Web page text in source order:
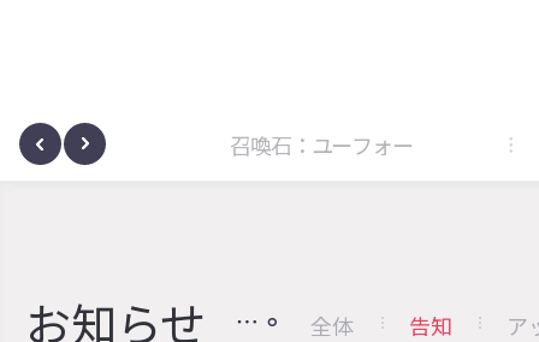
サノヴァ 召喚石：ユーフォー
お知らせ 全体 告知 ア